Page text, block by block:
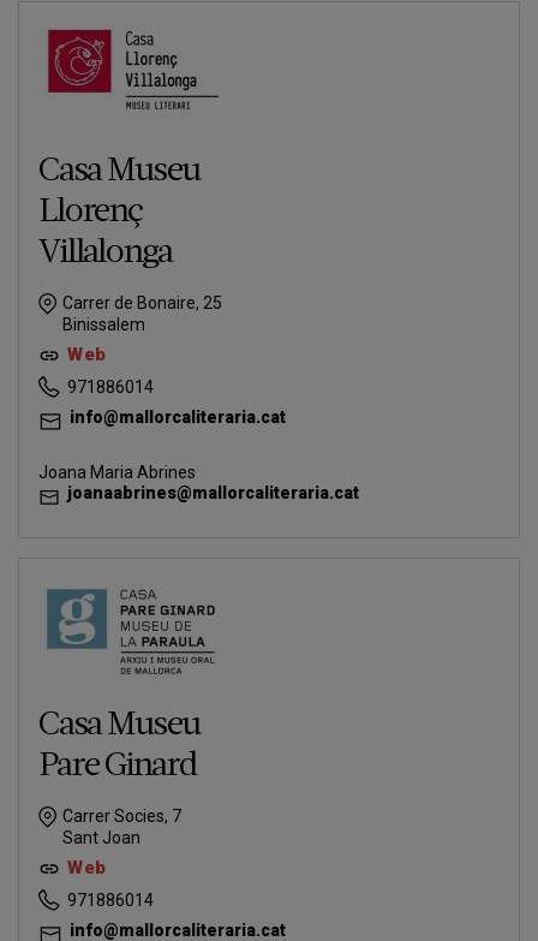
Casa Museu
Llorenç
Villalonga
Carrer de Bonaire, 25
Binissalem
Web
971886014
info@mallorcaliteraria.cat
Joana Maria Abrines
joanaabrines@mallorcaliteraria.cat
Casa Museu
Pare Ginard
Carrer Socies, 7
Sant Joan
Web
971886014
info@mallorcaliteraria.cat